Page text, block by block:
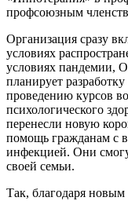
профсоюзным
Организация сразу
условиях
условиях пандемии,
планирует
проведению курсов
психологического
перенесли новую
помощь гражданам с
инфекцией. Они
своей семьи.
Так, благодаря